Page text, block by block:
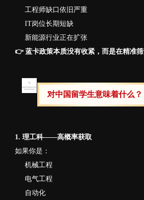
工程师缺口依旧严重
IT岗位长期短缺
新能源行业正在扩张
👉 蓝卡政策本质没有收紧，而是在精准
对中国留学生意味着什么？
1. 理工科——高概率获取
如果你是：
机械工程
电气工程
自动化